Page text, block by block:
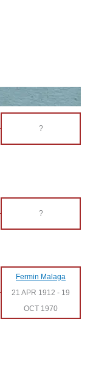
?
?
Fermin Malaga
21 APR 1912 - 19
OCT 1970